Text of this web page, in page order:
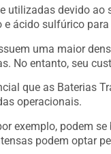
utilizadas devido ao
ácido sulfúrico para
uma maior
No entanto, seu
que as Baterias
operacionais.
exemplo, podem
podem optar